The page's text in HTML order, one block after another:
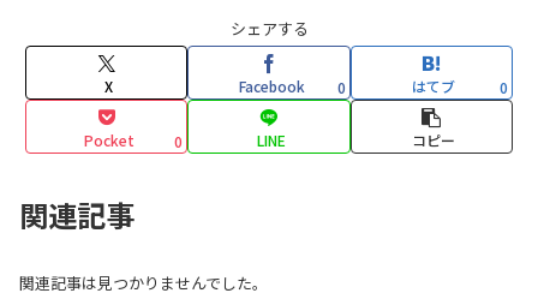
シェアする
X Facebook 0 はてブ 0
Pocket 0 LINE コピー
関連記事
関連記事は見つかりませんでした。